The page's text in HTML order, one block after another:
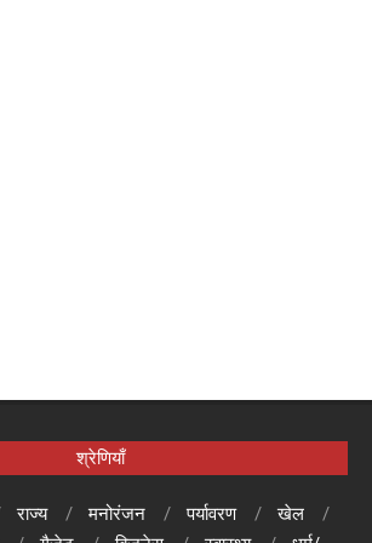
श्रेणियाँ
राज्य मनोरंजन पर्यावरण
खेल